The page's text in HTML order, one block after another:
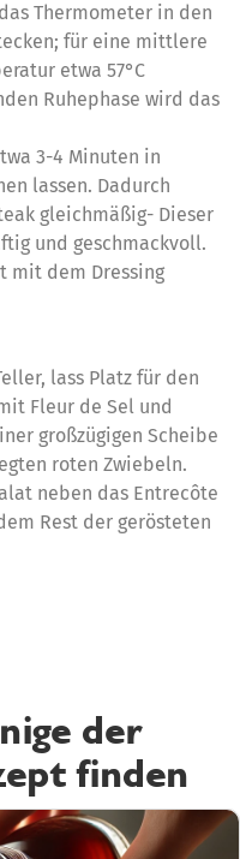
Thermometer in den
für eine mittlere
etwa 57°C
Ruhephase wird das
3-4 Minuten in
lassen. Dadurch
gleichmäßig- Dieser
und geschmackvoll.
mit dem Dressing
lass Platz für den
Fleur de Sel und
großzügigen Scheibe
roten Zwiebeln.
neben das Entrecôte
Rest der gerösteten
der
finden